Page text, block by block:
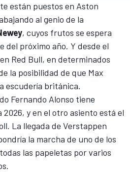
están puestos en Aston
al genio de la
, cuyos frutos se espera
del próximo año. Y desde el
Red Bull, en determinados
la posibilidad de que Max
escudería británica.
Fernando Alonso tiene
y en el otro asiento está el
. La llegada de Verstappen
la marcha de uno de los
las papeletas por varios